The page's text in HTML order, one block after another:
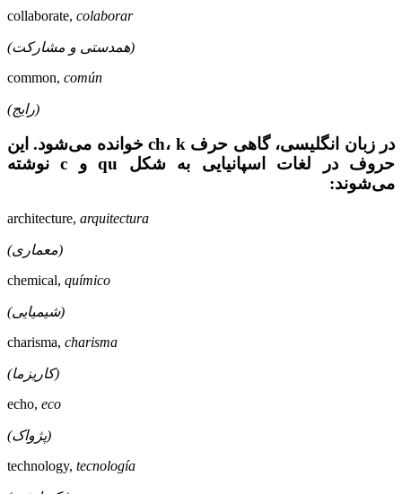
collaborate, colaborar
(همدستی و مشارکت)
common, común
(رایج)
در زبان انگلیسی، گاهی حرف ch، k خوانده می‌شود. این
حروف در لغات اسپانیایی به شکل qu و c نوشته
می‌شوند:
architecture, arquitectura
(معماری)
chemical, químico
(شیمیایی)
charisma, charisma
(کاریزما)
echo, eco
(پژواک)
technology, tecnología